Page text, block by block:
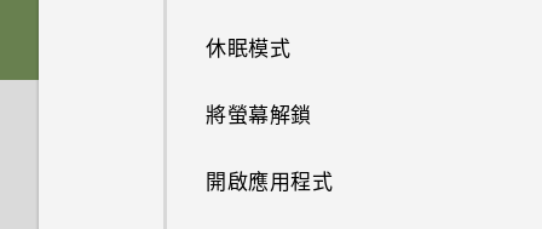
電池
切換手機開關
休眠模式
將螢幕解鎖
開啟應用程式